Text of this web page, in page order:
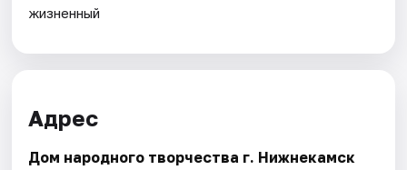
жизненный
Адрес
Дом народного творчества г. Нижнекамск